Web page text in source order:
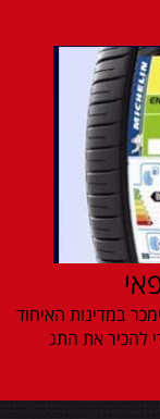
חדש שיימכר במדינות האיחוד
להכיר את התג